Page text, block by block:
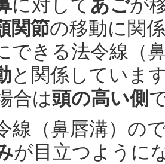
に対して あごが
関節の移動に関
できる法令線（
と関係していま
合は頭の高い側
線（鼻唇溝）の
が目立つように